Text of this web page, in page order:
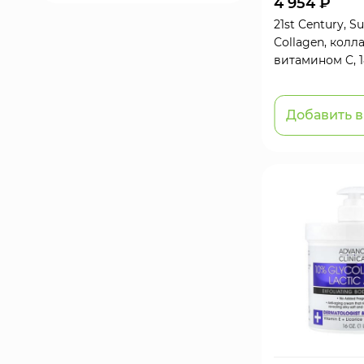
21st Century,
Collagen,
витамином C,
Добавить